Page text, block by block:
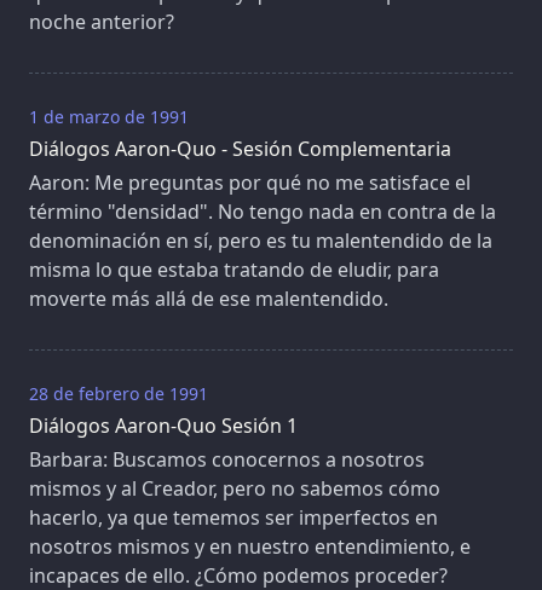
noche anterior?
1 de marzo de 1991
Diálogos Aaron-Quo - Sesión Complementaria
Aaron: Me preguntas por qué no me satisface el
término "densidad". No tengo nada en contra de la
denominación en sí, pero es tu malentendido de la
misma lo que estaba tratando de eludir, para
moverte más allá de ese malentendido.
28 de febrero de 1991
Diálogos Aaron-Quo Sesión 1
Barbara: Buscamos conocernos a nosotros
mismos y al Creador, pero no sabemos cómo
hacerlo, ya que tememos ser imperfectos en
nosotros mismos y en nuestro entendimiento, e
incapaces de ello. ¿Cómo podemos proceder?